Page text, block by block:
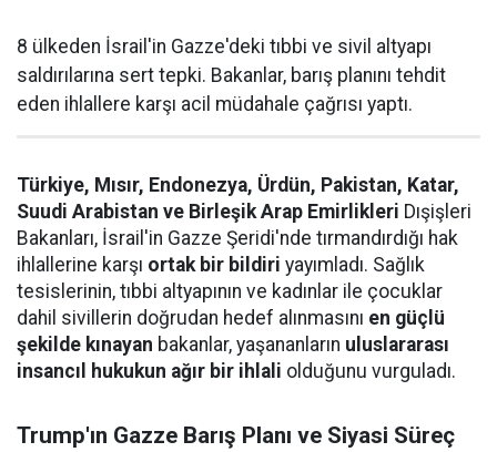
8 ülkeden İsrail'in Gazze'deki tıbbi ve sivil altyapı
saldırılarına sert tepki. Bakanlar, barış planını tehdit
eden ihlallere karşı acil müdahale çağrısı yaptı.
Türkiye, Mısır, Endonezya, Ürdün, Pakistan, Katar,
Suudi Arabistan ve Birleşik Arap Emirlikleri Dışişleri
Bakanları, İsrail'in Gazze Şeridi'nde tırmandırdığı hak
ihlallerine karşı ortak bir bildiri yayımladı. Sağlık
tesislerinin, tıbbi altyapının ve kadınlar ile çocuklar
dahil sivillerin doğrudan hedef alınmasını en güçlü
şekilde kınayan bakanlar, yaşananların uluslararası
insancıl hukukun ağır bir ihlali olduğunu vurguladı.
Trump'ın Gazze Barış Planı ve Siyasi Süreç